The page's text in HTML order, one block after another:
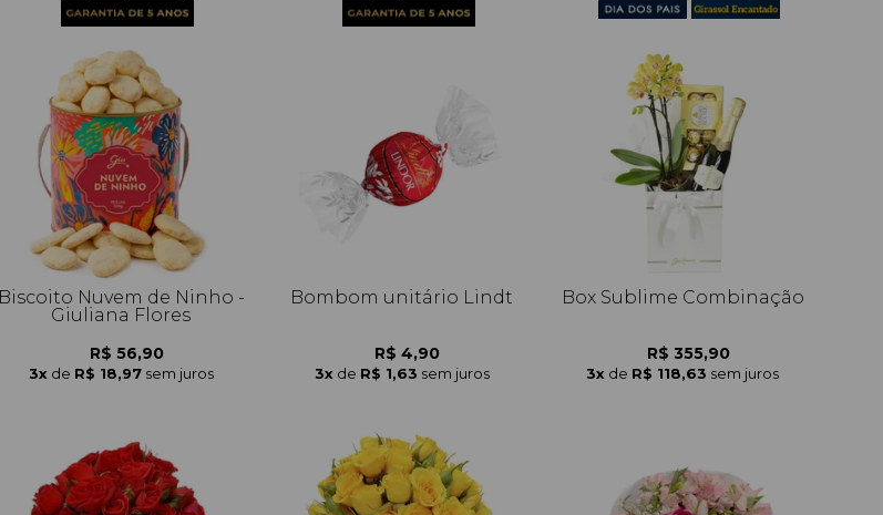
Biscoito Nuvem de Ninho -
Giuliana Flores
R$ 56,90
3x de R$ 18,97 sem juros
Bombom unitário Lindt
R$ 4,90
3x de R$ 1,63 sem juros
Box Sublime Combinação
R$ 355,90
3x de R$ 118,63 sem juros